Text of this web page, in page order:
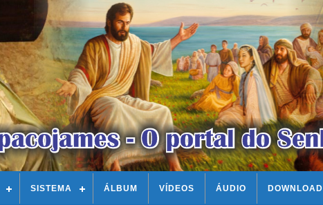
SISTEMA ÁLBUM VÍDEOS ÁUDIO DOWNLOAD